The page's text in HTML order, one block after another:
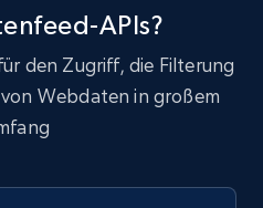
Title, Headline, Post
APIs?
den Zugriff, die Filterung
Webdaten in großem